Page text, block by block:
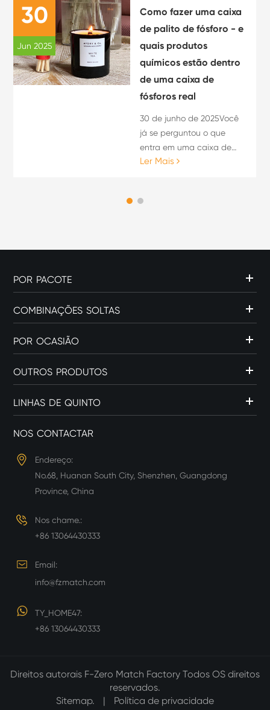
30
Jun 2025
Como fazer uma caixa
de palito de fósforo - e
quais produtos
químicos estão dentro
de uma caixa de
fósforos real
30 de junho de 2025Você
já se perguntou o que
entra em uma caixa de
fósforos - ou como ela é
de palito de fósforo", pode
Ler Mais
POR PACOTE
COMBINAÇÕES SOLTAS
POR OCASIÃO
OUTROS PRODUTOS
LINHAS DE QUINTO
NOS CONTACTAR
Endereço:
No.68, Huanan South City, Shenzhen, Guangdong
Province, China
Nos chame.:
+86 13064430333
Email:
info@fzmatch.com
TY_HOME47:
+86 13064430333
Direitos autorais F-Zero Match Factory Todos OS direitos
reservados.
Sitemap.
| Política de privacidade